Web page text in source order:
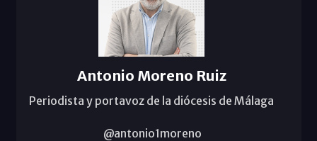
Antonio Moreno Ruiz
Periodista y portavoz de la diócesis de Málaga
@antonio1moreno